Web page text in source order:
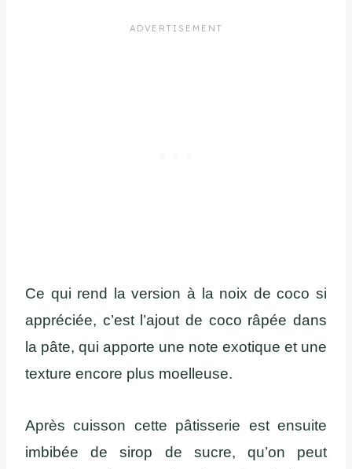
Ce qui rend la version à la noix de coco si
appréciée, c’est l’ajout de coco râpée dans
la pâte, qui apporte une note exotique et une
texture encore plus moelleuse.
Après cuisson cette pâtisserie est ensuite
imbibée de sirop de sucre, qu’on peut